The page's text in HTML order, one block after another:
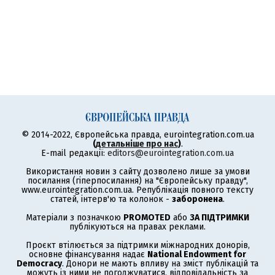
© 2014-2022, Європейська правда, eurointegration.com.ua
(детальніше про нас).
E-mail редакції: editors@eurointegration.com.ua
Використання новин з сайту дозволено лише за умови
посилання (гіперпосилання) на "Європейську правду",
www.eurointegration.com.ua. Републікація повного тексту
статей, інтерв'ю та колонок - заборонена.
Матеріали з позначкою PROMOTED або ЗА ПІДТРИМКИ
публікуються на правах реклами.
Проєкт втілюється за підтримки міжнародних донорів,
основне фінансування надає National Endowment for
Democracy. Донори не мають впливу на зміст публікацій та
можуть із ними не погоджуватися, відповідальність за